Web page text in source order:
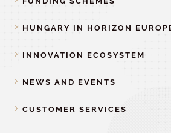
HUNGARY IN HORIZON
INNOVATION ECOSYSTEM
NEWS AND EVENTS
CUSTOMER SERVICES